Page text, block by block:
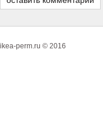
ikea-perm.ru © 2016